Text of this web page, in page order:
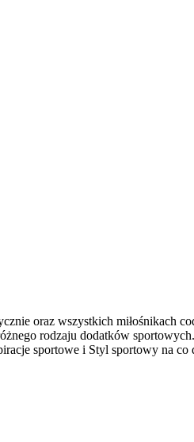
oraz wszystkich miłośnikach
rodzaju dodatków
sportowe i Styl sportowy na